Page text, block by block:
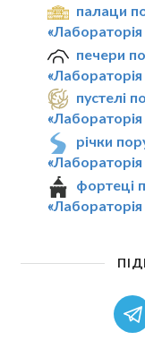
палаци
печери
пустелі
річки
фортеці